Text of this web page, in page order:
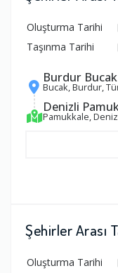
Oluşturma Tarihi
Taşınma Tarihi
Burdur Bucak
Bucak, Burdur,
Denizli
Pamukkale,
Şehirler Arası
Oluşturma Tarihi